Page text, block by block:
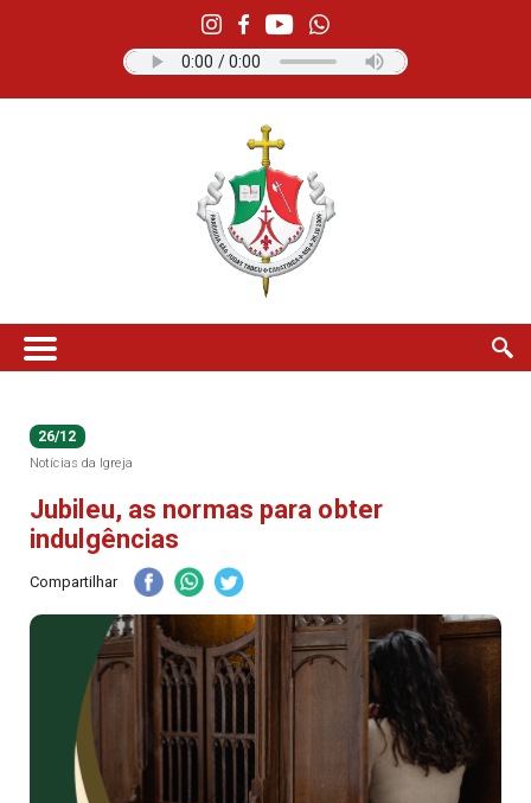
26/12
Notícias da Igreja
Jubileu, as normas para obter
indulgências
Compartilhar